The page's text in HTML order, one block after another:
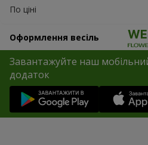
По ціні
Оформлення весіль
Завантажуйте наш
додаток